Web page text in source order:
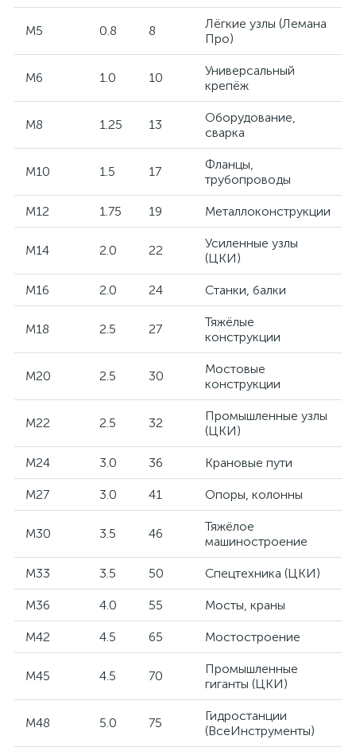
M5 0.8 8
Лёгкие узлы (Лемана
Про)
M6 1.0 10
Универсальный
крепёж
M8 1.25 13
Оборудование,
сварка
M10 1.5 17
Фланцы,
трубопроводы
M12 1.75 19 Металлоконструкции
M14 2.0 22
Усиленные узлы
(ЦКИ)
M16 2.0 24 Станки, балки
M18 2.5 27
Тяжёлые
конструкции
M20 2.5 30
Мостовые
конструкции
M22 2.5 32
Промышленные узлы
(ЦКИ)
M24 3.0 36 Крановые пути
M27 3.0 41 Опоры, колонны
M30 3.5 46
Тяжёлое
машиностроение
M33 3.5 50 Спецтехника (ЦКИ)
M36 4.0 55 Мосты, краны
M42 4.5 65 Мостостроение
M45 4.5 70
Промышленные
гиганты (ЦКИ)
M48 5.0 75
Гидростанции
(ВсеИнструменты)